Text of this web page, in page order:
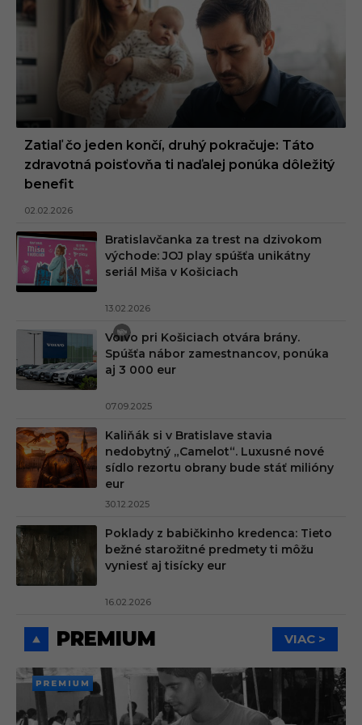
Zatiaľ čo jeden končí, druhý pokračuje: Táto
zdravotná poisťovňa ti naďalej ponúka dôležitý
benefit
02.02.2026
Bratislavčanka za trest na dzivokom
východe: JOJ play spúšťa unikátny
seriál Miša v Košiciach
13.02.2026
Volvo pri Košiciach otvára brány.
Spúšťa nábor zamestnancov, ponúka
aj 3 000 eur
07.09.2025
Kaliňák si v Bratislave stavia
nedobytný „Camelot“. Luxusné nové
sídlo rezortu obrany bude stáť milióny
eur
30.12.2025
Poklady z babičkinho kredenca: Tieto
bežné starožitné predmety ti môžu
vyniesť aj tisícky eur
16.02.2026
PREMIUM VIAC >
PREMI
UM